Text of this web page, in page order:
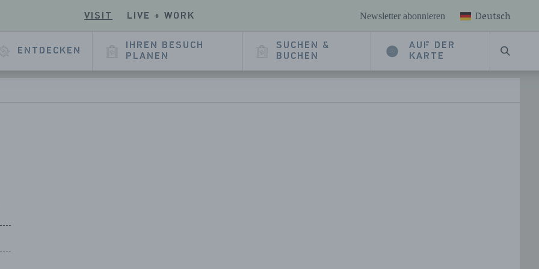
VISIT LIVE + WORK Newsletter abonnieren Deutsch
ENTDECKEN
IHREN BESUCH
PLANEN
SUCHEN &
BUCHEN
AUF DER
KARTE
SUCHE